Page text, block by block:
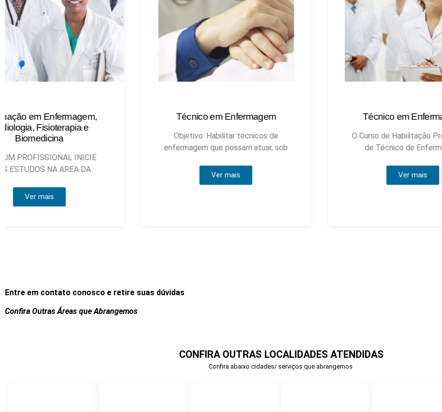
Técnico em Enfermagem
Objetivo: Habilitar técnicos de
Ver mais
Técnico em Enfermagem
O Curso de Habilitação Profissional
de Técnico de Enfermagem
Entre em contato conosco e retire suas dúvidas
Confira Outras Áreas que Abrangemos
CONFIRA OUTRAS LOCALIDADES ATENDIDAS
Confira abaixo cidades/ serviços que abrangemos